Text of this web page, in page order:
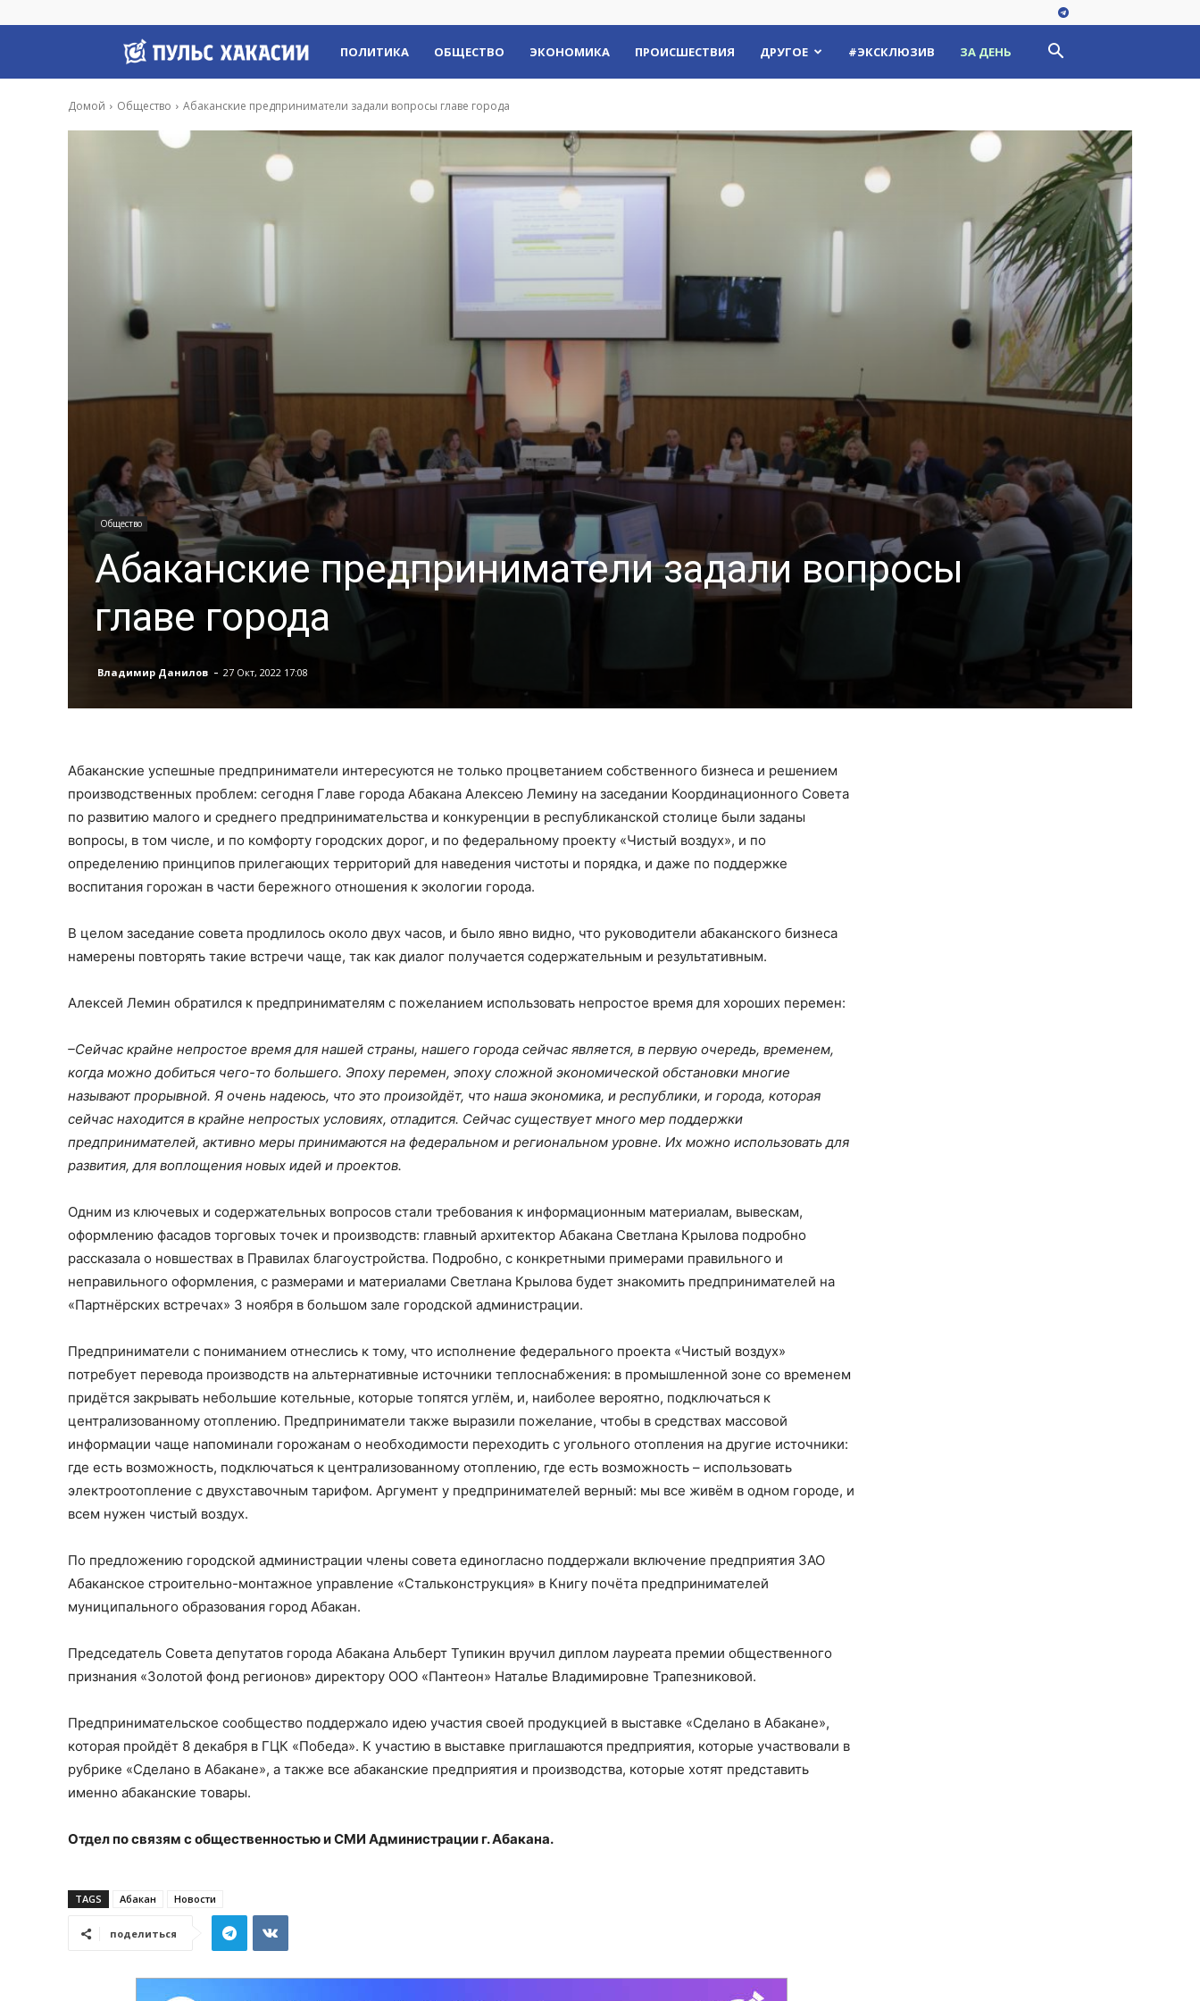
Пульс
Хакасии
ПОЛИТИКА ОБЩЕСТВО ЭКОНОМИКА ПРОИСШЕСТВИЯ ДРУГОЕ #ЭКСКЛЮЗИВ ЗА ДЕНЬ
Домой Общество Абаканские предприниматели задали вопросы главе города
Общество
Абаканские предприниматели задали вопросы
главе города
Владимир Данилов - 27 Окт, 2022 17:08
Абаканские успешные предприниматели интересуются не только процветанием собственного бизнеса и решением
производственных проблем: сегодня Главе города Абакана Алексею Лемину на заседании Координационного Совета
по развитию малого и среднего предпринимательства и конкуренции в республиканской столице были заданы
вопросы, в том числе, и по комфорту городских дорог, и по федеральному проекту «Чистый воздух», и по
определению принципов прилегающих территорий для наведения чистоты и порядка, и даже по поддержке
воспитания горожан в части бережного отношения к экологии города.
В целом заседание совета продлилось около двух часов, и было явно видно, что руководители абаканского бизнеса
намерены повторять такие встречи чаще, так как диалог получается содержательным и результативным.
Алексей Лемин обратился к предпринимателям с пожеланием использовать непростое время для хороших перемен:
–Сейчас крайне непростое время для нашей страны, нашего города сейчас является, в первую очередь, временем,
когда можно добиться чего-то большего. Эпоху перемен, эпоху сложной экономической обстановки многие
называют прорывной. Я очень надеюсь, что это произойдёт, что наша экономика, и республики, и города, которая
сейчас находится в крайне непростых условиях, отладится. Сейчас существует много мер поддержки
предпринимателей, активно меры принимаются на федеральном и региональном уровне. Их можно использовать для
развития, для воплощения новых идей и проектов.
Одним из ключевых и содержательных вопросов стали требования к информационным материалам, вывескам,
оформлению фасадов торговых точек и производств: главный архитектор Абакана Светлана Крылова подробно
рассказала о новшествах в Правилах благоустройства. Подробно, с конкретными примерами правильного и
неправильного оформления, с размерами и материалами Светлана Крылова будет знакомить предпринимателей на
«Партнёрских встречах» 3 ноября в большом зале городской администрации.
Предприниматели с пониманием отнеслись к тому, что исполнение федерального проекта «Чистый воздух»
потребует перевода производств на альтернативные источники теплоснабжения: в промышленной зоне со временем
придётся закрывать небольшие котельные, которые топятся углём, и, наиболее вероятно, подключаться к
централизованному отоплению. Предприниматели также выразили пожелание, чтобы в средствах массовой
информации чаще напоминали горожанам о необходимости переходить с угольного отопления на другие источники:
где есть возможность, подключаться к централизованному отоплению, где есть возможность – использовать
электроотопление с двухставочным тарифом. Аргумент у предпринимателей верный: мы все живём в одном городе, и
всем нужен чистый воздух.
По предложению городской администрации члены совета единогласно поддержали включение предприятия ЗАО
Абаканское строительно-монтажное управление «Стальконструкция» в Книгу почёта предпринимателей
муниципального образования город Абакан.
Председатель Совета депутатов города Абакана Альберт Тупикин вручил диплом лауреата премии общественного
признания «Золотой фонд регионов» директору ООО «Пантеон» Наталье Владимировне Трапезниковой.
Предпринимательское сообщество поддержало идею участия своей продукцией в выставке «Сделано в Абакане»,
которая пройдёт 8 декабря в ГЦК «Победа». К участию в выставке приглашаются предприятия, которые участвовали в
рубрике «Сделано в Абакане», а также все абаканские предприятия и производства, которые хотят представить
именно абаканские товары.
Отдел по связям с общественностью и СМИ Администрации г. Абакана.
TAGS Абакан Новости
поделиться